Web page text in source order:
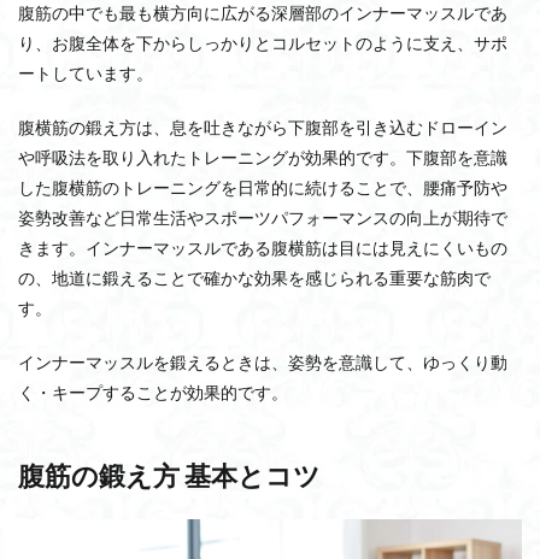
腹筋の中でも最も横方向に広がる深層部のインナーマッスルであ
り、お腹全体を下からしっかりとコルセットのように支え、サポ
ートしています。
腹横筋の鍛え方は、息を吐きながら下腹部を引き込むドローイン
や呼吸法を取り入れたトレーニングが効果的です。下腹部を意識
した腹横筋のトレーニングを日常的に続けることで、腰痛予防や
姿勢改善など日常生活やスポーツパフォーマンスの向上が期待で
きます。インナーマッスルである腹横筋は目には見えにくいもの
の、地道に鍛えることで確かな効果を感じられる重要な筋肉で
す。
インナーマッスルを鍛えるときは、姿勢を意識して、ゆっくり動
く・キープすることが効果的です。
腹筋の鍛え方 基本とコツ